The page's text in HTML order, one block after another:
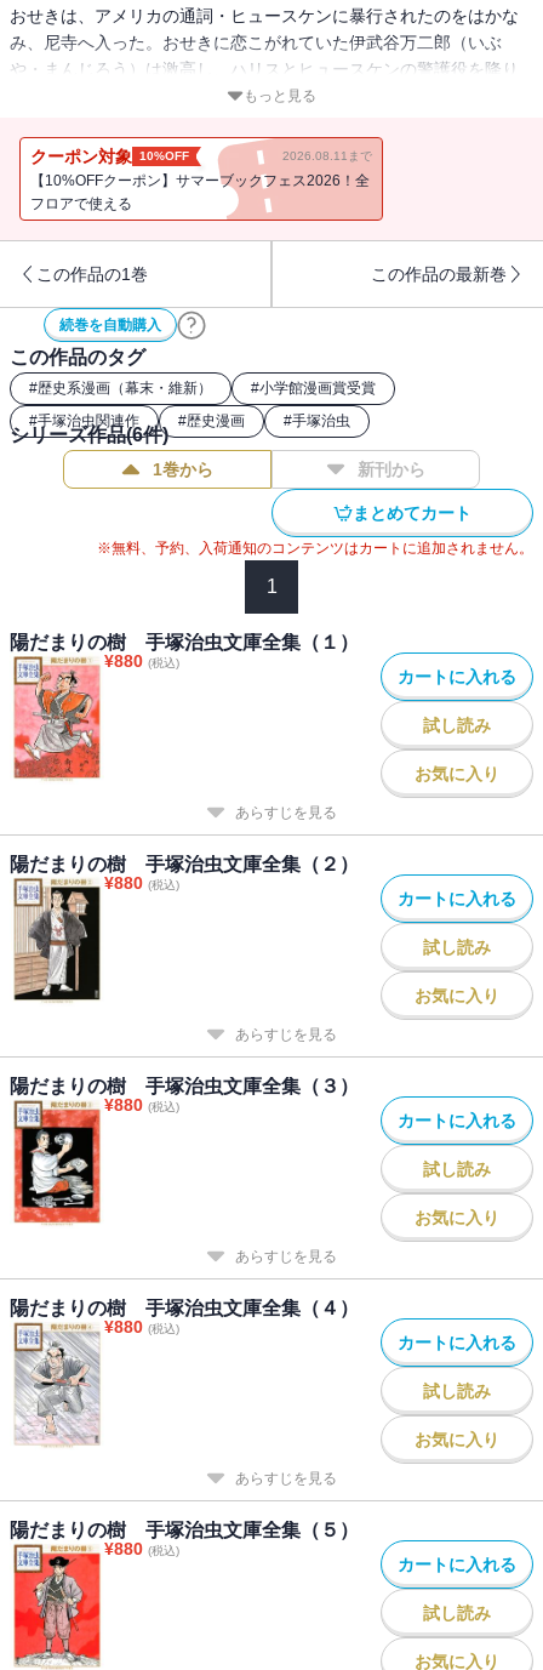
おせきは、アメリカの通詞・ヒュースケンに暴行されたのをはかな
み、尼寺へ入った。おせきに恋こがれていた伊武谷万二郎（いぶ
や・まんじろう）は激高し、ハリスとヒュースケンの警護役を降り
てしまうが、その日の晩にヒュースケンは刺客に殺害されてしま
た・こうあん）は、江戸に入りかつての弟子たちと再会する。その
中には、他界した父の名を継いだ手塚良仙（てづか・りょうせん）
の姿もあった。果たして、それぞれの運命の行方は!? ＜手塚治虫漫
号 ビッグコミック連載
もっと見る
クーポン対象 10%OFF 2026.08.11まで
【10%OFFクーポン】サマーブックフェス2026！全
フロアで使える
この作品の1巻 この作品の最新巻
続巻を自動購入
この作品のタグ
#歴史系漫画（幕末・維新） #小学館漫画賞受賞
#手塚治虫関連作 #歴史漫画 #手塚治虫
シリーズ作品(6件)
1巻から 新刊から
まとめてカート
※無料、予約、入荷通知のコンテンツはカートに追加されません。
1
陽だまりの樹 手塚治虫文庫全集（１）
¥880 (税込)
カートに入れる
試し読み
お気に入り
あらすじを見る
陽だまりの樹 手塚治虫文庫全集（２）
¥880 (税込)
カートに入れる
試し読み
お気に入り
あらすじを見る
陽だまりの樹 手塚治虫文庫全集（３）
¥880 (税込)
カートに入れる
試し読み
お気に入り
あらすじを見る
陽だまりの樹 手塚治虫文庫全集（４）
¥880 (税込)
カートに入れる
試し読み
お気に入り
あらすじを見る
陽だまりの樹 手塚治虫文庫全集（５）
¥880 (税込)
カートに入れる
試し読み
お気に入り